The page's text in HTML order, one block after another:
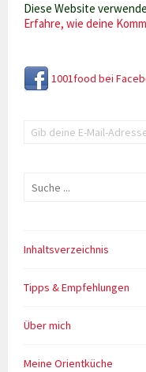
Diese Website
Erfahre, wie deine
1001food bei
Suchen
Inhaltsverzeichnis
Tipps & Empfehlungen
Über mich
Meine Orientküche